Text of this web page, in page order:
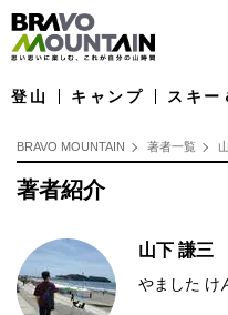
登山 キャンプ スキー
BRAVO MOUNTAIN 著者一覧
著者紹介
山下 謙三
やました け